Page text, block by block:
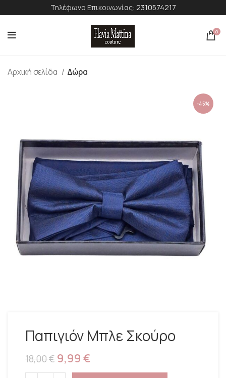
Τηλέφωνο Επικοινωνίας: 2310574217
0
Αρχική σελίδα Δώρα
-45%
Παπιγιόν Μπλε Σκούρο
18,00€9,99 €